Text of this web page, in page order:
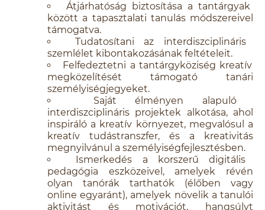
Átjárhatóság biztosítása a tantárgyak
között a tapasztalati tanulás módszereivel
támogatva.
Tudatosítani az interdiszciplináris
szemlélet kibontakozásának feltételeit.
Felfedeztetni a tantárgyköziség kreatív
megközelítését támogató tanári
személyiségjegyeket.
Saját élményen alapuló
interdiszciplináris projektek alkotása, ahol
inspiráló a kreatív környezet, megvalósul a
kreatív tudástranszfer, és a kreativitás
megnyilvánul a személyiségfejlesztésben.
Ismerkedés a korszerű digitális
pedagógia eszközeivel, amelyek révén
olyan tanórák tarthatók (élőben vagy
online egyaránt), amelyek növelik a tanulói
aktivitást és motivációt, hangsúlyt